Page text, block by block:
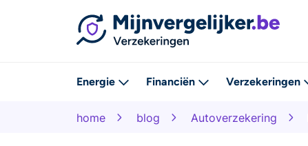
Energie Financiën Verzekeringen
home blog Autoverzekering